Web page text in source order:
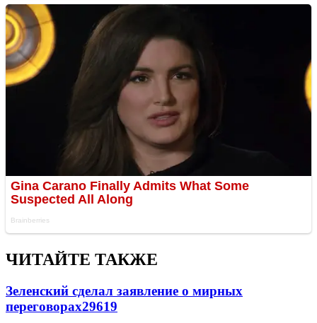
ЧИТАЙТЕ ТАКЖЕ
Зеленский сделал заявление о мирных
переговорах29619